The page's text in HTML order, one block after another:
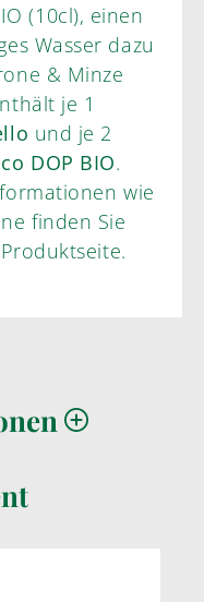
Wasser dazu
je 1
und je 2
OSTERIA Prosecco DOP BIO.
wie